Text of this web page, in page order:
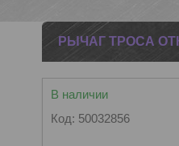
РЫЧАГ ТРОСА
В наличии
Код: 50032856